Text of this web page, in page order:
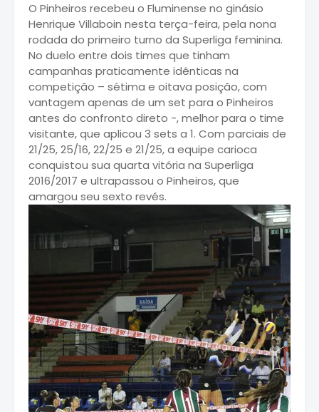
O Pinheiros recebeu o Fluminense no ginásio
Henrique Villaboin nesta terça-feira, pela nona
rodada do primeiro turno da Superliga feminina.
No duelo entre dois times que tinham
campanhas praticamente idênticas na
competição – sétima e oitava posição, com
vantagem apenas de um set para o Pinheiros
antes do confronto direto -, melhor para o time
visitante, que aplicou 3 sets a 1. Com parciais de
21/25, 25/16, 22/25 e 21/25, a equipe carioca
conquistou sua quarta vitória na Superliga
2016/2017 e ultrapassou o Pinheiros, que
amargou seu sexto revés.